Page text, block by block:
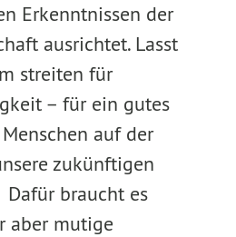
Erkenntnissen der
ausrichtet. Lasst
streiten für
– für ein gutes
auf der
zukünftigen
Dafür braucht es
aber mutige